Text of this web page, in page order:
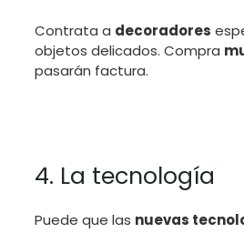
Contrata a decoradores
objetos delicados. Compra
pasarán factura.
4. La tecnología
Puede que las nuevas